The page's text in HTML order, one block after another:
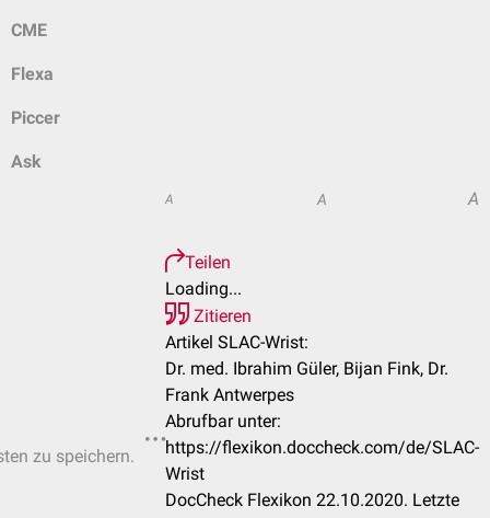
CME
Flexa
Piccer
Ask
zu speichern.
A A A
Teilen
Loading...
Zitieren
Artikel SLAC-Wrist:
Dr. med. Ibrahim Güler, Bijan Fink, Dr.
Frank Antwerpes
Abrufbar unter:
https://flexikon.doccheck.com/de/SLAC-
Wrist
DocCheck Flexikon 22.10.2020. Letzte